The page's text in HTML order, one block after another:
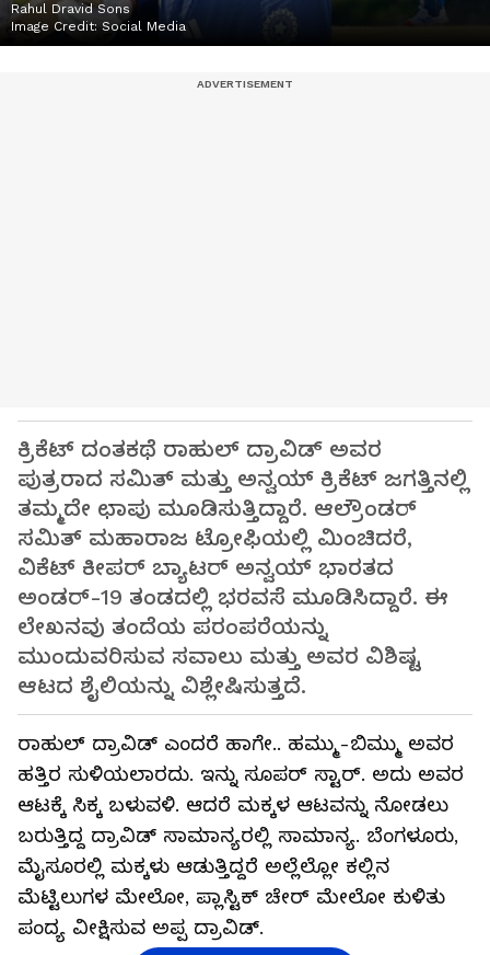
Rahul Dravid Sons
Image Credit: Social Media
ಕ್ರಿಕೆಟ್ ದಂತಕಥೆ ರಾಹುಲ್ ದ್ರಾವಿಡ್ ಅವರ
ಪುತ್ರರಾದ ಸಮಿತ್ ಮತ್ತು ಅನ್ವಯ್ ಕ್ರಿಕೆಟ್ ಜಗತ್ತಿನಲ್ಲಿ
ತಮ್ಮದೇ ಛಾಪು ಮೂಡಿಸುತ್ತಿದ್ದಾರೆ. ಆಲ್ರೌಂಡರ್
ಸಮಿತ್ ಮಹಾರಾಜ ಟ್ರೋಫಿಯಲ್ಲಿ ಮಿಂಚಿದರೆ,
ವಿಕೆಟ್ ಕೀಪರ್ ಬ್ಯಾಟರ್ ಅನ್ವಯ್ ಭಾರತದ
ಅಂಡರ್-19 ತಂಡದಲ್ಲಿ ಭರವಸೆ ಮೂಡಿಸಿದ್ದಾರೆ. ಈ
ಲೇಖನವು ತಂದೆಯ ಪರಂಪರೆಯನ್ನು
ಮುಂದುವರಿಸುವ ಸವಾಲು ಮತ್ತು ಅವರ ವಿಶಿಷ್ಟ
ಆಟದ ಶೈಲಿಯನ್ನು ವಿಶ್ಲೇಷಿಸುತ್ತದೆ.
ರಾಹುಲ್ ದ್ರಾವಿಡ್ ಎಂದರೆ ಹಾಗೇ.. ಹಮ್ಮು-ಬಿಮ್ಮು ಅವರ
ಹತ್ತಿರ ಸುಳಿಯಲಾರದು. ಇನ್ನು ಸೂಪರ್ ಸ್ಟಾರ್. ಅದು ಅವರ
ಆಟಕ್ಕೆ ಸಿಕ್ಕ ಬಳುವಳಿ. ಆದರೆ ಮಕ್ಕಳ ಆಟವನ್ನು ನೋಡಲು
ಬರುತ್ತಿದ್ದ ದ್ರಾವಿಡ್ ಸಾಮಾನ್ಯರಲ್ಲಿ ಸಾಮಾನ್ಯ. ಬೆಂಗಳೂರು,
ಮೈಸೂರಲ್ಲಿ ಮಕ್ಕಳು ಆಡುತ್ತಿದ್ದರೆ ಅಲ್ಲೆಲ್ಲೋ ಕಲ್ಲಿನ
ಮೆಟ್ಟಿಲುಗಳ ಮೇಲೋ, ಪ್ಲಾಸ್ಟಿಕ್ ಚೇರ್ ಮೇಲೋ ಕುಳಿತು
ಪಂದ್ಯ ವೀಕ್ಷಿಸುವ ಅಪ್ಪ ದ್ರಾವಿಡ್.